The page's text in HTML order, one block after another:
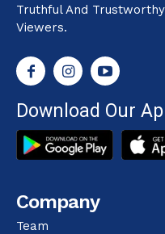
Truthful And
Viewers.
Download Our
Company
Team